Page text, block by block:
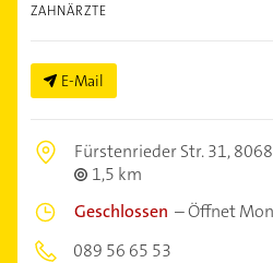
ZAHNÄRZTE
E-Mail
Fürstenrieder Str. 31,
1,5 km
Geschlossen –Öffnet
089 56 65 53